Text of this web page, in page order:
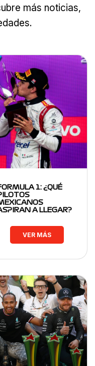
más noticias,
1: ¿QUÉ
A LLEGAR?
VER MÁS